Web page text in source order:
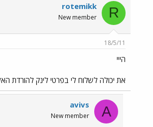
R
rotemikk
New member
18/5/11
הייי
את יכולה לשלוח לי בפרטי לינק להורדת
A
avivs
New member